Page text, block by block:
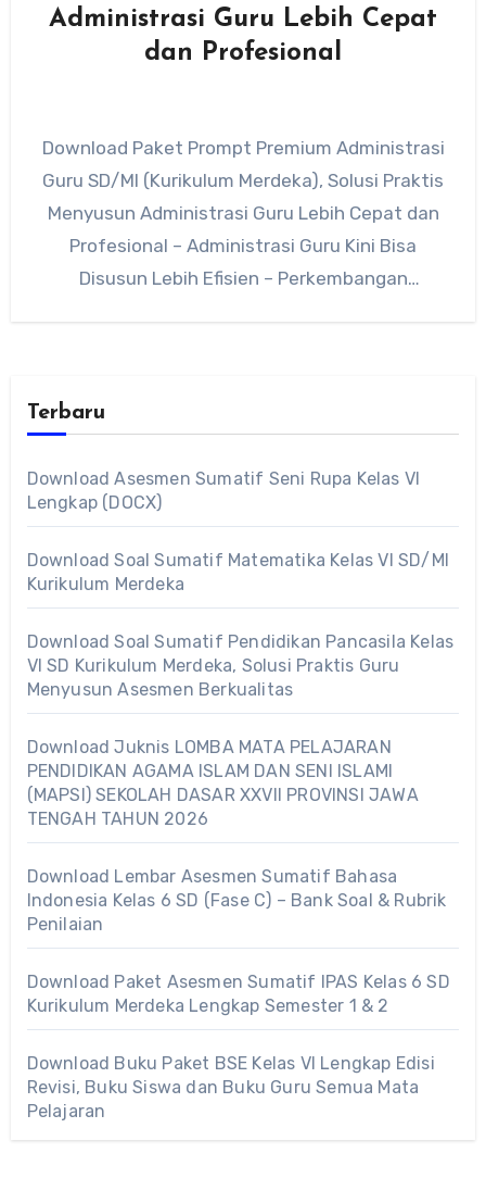
Administrasi Guru Lebih Cepat
dan Profesional
Download Paket Prompt Premium Administrasi
Guru SD/MI (Kurikulum Merdeka), Solusi Praktis
Menyusun Administrasi Guru Lebih Cepat dan
Profesional – Administrasi Guru Kini Bisa
Disusun Lebih Efisien – Perkembangan
Terbaru
Download Asesmen Sumatif Seni Rupa Kelas VI
Lengkap (DOCX)
Download Soal Sumatif Matematika Kelas VI SD/MI
Kurikulum Merdeka
Download Soal Sumatif Pendidikan Pancasila Kelas
VI SD Kurikulum Merdeka, Solusi Praktis Guru
Menyusun Asesmen Berkualitas
Download Juknis LOMBA MATA PELAJARAN
PENDIDIKAN AGAMA ISLAM DAN SENI ISLAMI
(MAPSI) SEKOLAH DASAR XXVII PROVINSI JAWA
TENGAH TAHUN 2026
Download Lembar Asesmen Sumatif Bahasa
Indonesia Kelas 6 SD (Fase C) – Bank Soal & Rubrik
Penilaian
Download Paket Asesmen Sumatif IPAS Kelas 6 SD
Kurikulum Merdeka Lengkap Semester 1 & 2
Download Buku Paket BSE Kelas VI Lengkap Edisi
Revisi, Buku Siswa dan Buku Guru Semua Mata
Pelajaran